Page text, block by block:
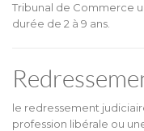
Tribunal de Commerce
durée de 2 à 9 ans.
le redressement
profession libérale ou